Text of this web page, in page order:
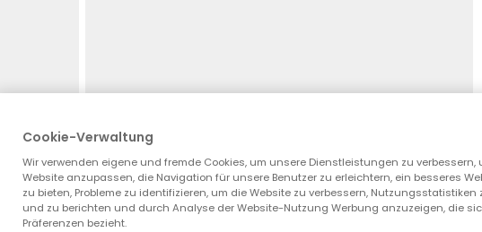
Cookie-Verwaltung
Wir verwenden eigene und fremde Cookies, um unsere Dienstleistungen zu verbessern,
Website anzupassen, die Navigation für unsere Benutzer zu erleichtern, ein besseres
zu bieten, Probleme zu identifizieren, um die Website zu verbessern, Nutzungsstatistiken
und zu berichten und durch Analyse der Website-Nutzung Werbung anzuzeigen, die
Präferenzen bezieht.